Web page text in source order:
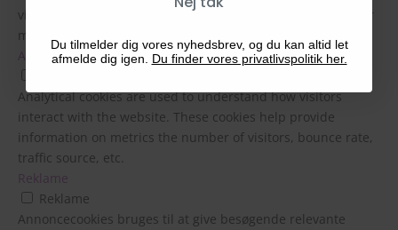
vigtigste præstationsindekser på webstedet, hvilket hjælper
med at levere en bedre brugeroplevelse for de besøgende.
Analytics
Analytical cookies are used to understand how visitors
interact with the website. These cookies help provide
information on metrics the number of visitors, bounce rate,
traffic source, etc.
Reklame
Reklame
Annoncecookies bruges til at give besøgende relevante
Du tilmelder dig vores nyhedsbrev, og du kan altid let
afmelde dig igen. Du finder vores privatlivspolitik her.